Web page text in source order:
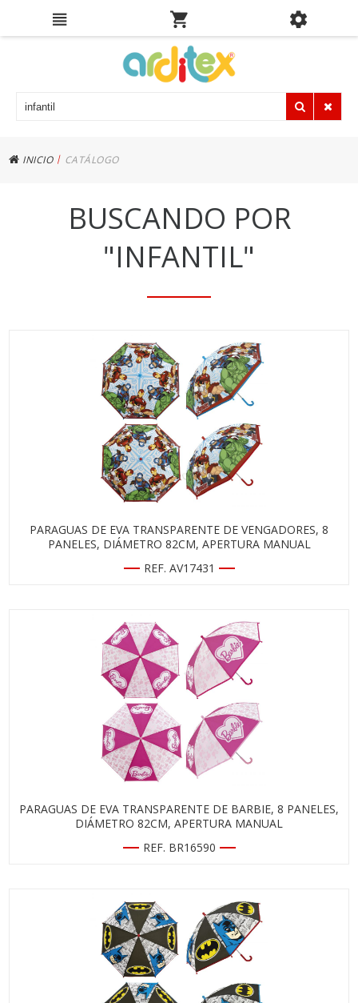
INICIO | CATÁLOGO
BUSCANDO POR
"INFANTIL"
PARAGUAS DE EVA TRANSPARENTE DE VENGADORES, 8
PANELES, DIÁMETRO 82CM, APERTURA MANUAL
REF. AV17431
PARAGUAS DE EVA TRANSPARENTE DE BARBIE, 8 PANELES,
DIÁMETRO 82CM, APERTURA MANUAL
REF. BR16590